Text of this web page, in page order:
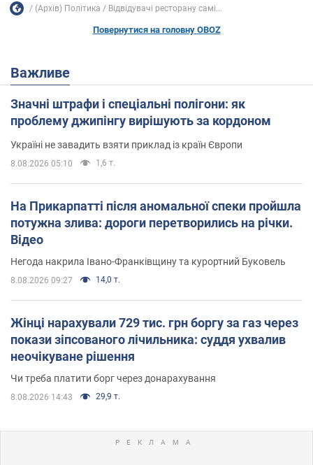
(Архів) Політика Відвідувачі ресторану самі...
Повернутися на головну OBOZ
Важливе
Значні штрафи і спеціальні полігони: як
проблему джипінгу вирішують за кордоном
Україні не завадить взяти приклад із країн Європи
8.08.2026 05:10 1,6 т.
На Прикарпатті після аномальної спеки пройшла
потужна злива: дороги перетворились на річки.
Відео
Негода накрила Івано-Франківщину та курортний Буковель
8.08.2026 09:27 14,0 т.
Жінці нарахували 729 тис. грн боргу за газ через
покази зіпсованого лічильника: суддя ухвалив
неочікуване рішення
Чи треба платити борг через донарахування
8.08.2026 14:43 29,9 т.